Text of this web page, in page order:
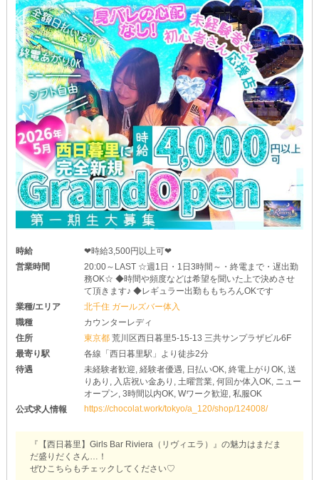
何回か体験入店ができる当店。
お店の雰囲気や、客層、お仕事内容など実際に確認してみてくださ
い！
【クリオネ】の魅力をたくさん知ってから入店して、一緒にお店を
盛り上げていきましょう。
時給
❤︎時給3,500円以上可❤︎
営業時間
20:00～LAST ☆週1日・1日3時間～・終電まで・遅出勤
務OK☆ ◆時間や頻度などは希望を聞いた上で決めさせ
て頂きます♪ ◆レギュラー出勤ももちろんOKです
業種/エリア
北千住 ガールズバー体入
職種
カウンターレディ
住所
東京都荒川区西日暮里5-15-13 三共サンプラザビル6F
最寄り駅
各線「西日暮里駅」より徒歩2分
待遇
未経験者歓迎, 経験者優遇, 日払いOK, 終電上がりOK, 送
りあり, 入店祝い金あり, 土曜営業, 何回か体入OK, ニュー
オープン, 3時間以内OK, Wワーク歓迎, 私服OK
公式求人情報
https://chocolat.work/tokyo/a_120/shop/124008/
『【西日暮里】Girls Bar Riviera（リヴィエラ）』の魅力はまだま
だ盛りだくさん…！
ぜひこちらもチェックしてください♡